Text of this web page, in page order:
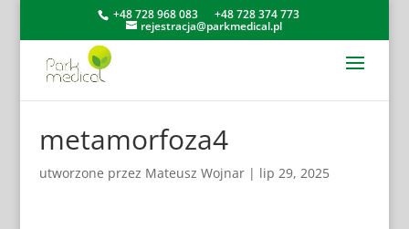
+48 728 968 083 +48 728 374 773
rejestracja@parkmedical.pl
metamorfoza4
utworzone przez Mateusz Wojnar| lip 29, 2025